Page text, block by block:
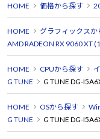
HOME 価格から探す
HOME グラフィックスか
AMD RADEON RX 9060 XT
HOME CPUから探す
G TUNE
G TUNE DG-
HOME OSから探す
G TUNE
G TUNE DG-